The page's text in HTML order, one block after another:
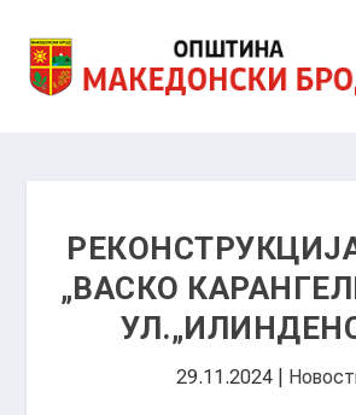
„ВАСКО
29.11.2024